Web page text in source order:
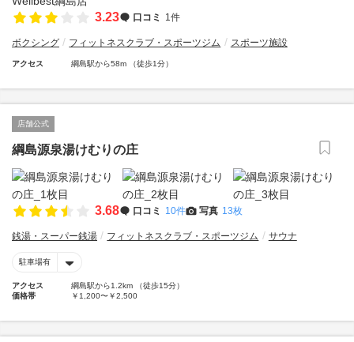
3.23 口コミ 1件
ボクシング フィットネスクラブ・スポーツジム スポーツ施設
アクセス 綱島駅から58m （徒歩1分）
店舗公式
綱島源泉湯けむりの庄
3.68 口コミ 10件 写真 13枚
銭湯・スーパー銭湯 フィットネスクラブ・スポーツジム サウナ
駐車場有
アクセス
綱島駅から1.2km （徒歩15分）
価格帯
￥1,200〜￥2,500